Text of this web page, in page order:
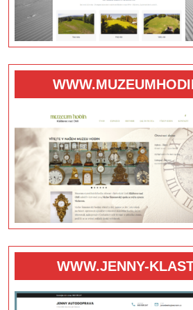
WWW.JENNY-